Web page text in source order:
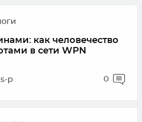
как человечество
в сети WPN
p 0